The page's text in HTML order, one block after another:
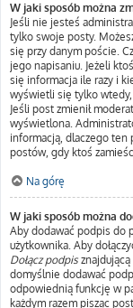
W jaki sposób można
Jeśli nie jesteś
tylko swoje posty.
się przy danym poście.
jego napisaniu. Jeżeli
się informacja ile razy i
wyświetli się tylko
Jeśli post zmienił
wyświetlona.
informacją, dlaczego ten
postów, gdy ktoś
Na górę
W jaki sposób można
Aby dodawać podpis do
użytkownika. Aby
Dołącz podpis
domyślnie dodawać
odpowiednią funkcję w
każdym razem pisząc